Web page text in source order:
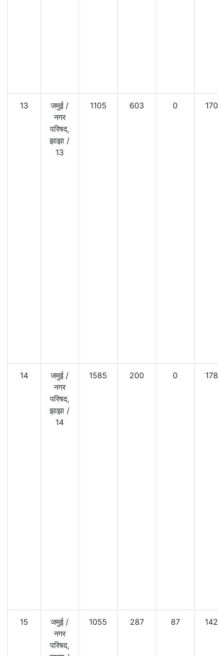
13 जमुई/
नगर
परिषद,
झाझा /
13
1105 603 0
14 जमुई/
नगर
परिषद,
झाझा /
14
1585 200 0
15 जमुई/
नगर
परिषद,
1055 287 87